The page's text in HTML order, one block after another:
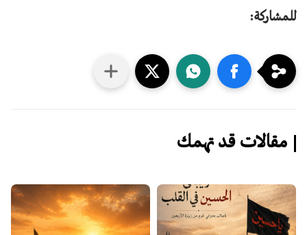
للمشاركة:
مقالات قد تهمك